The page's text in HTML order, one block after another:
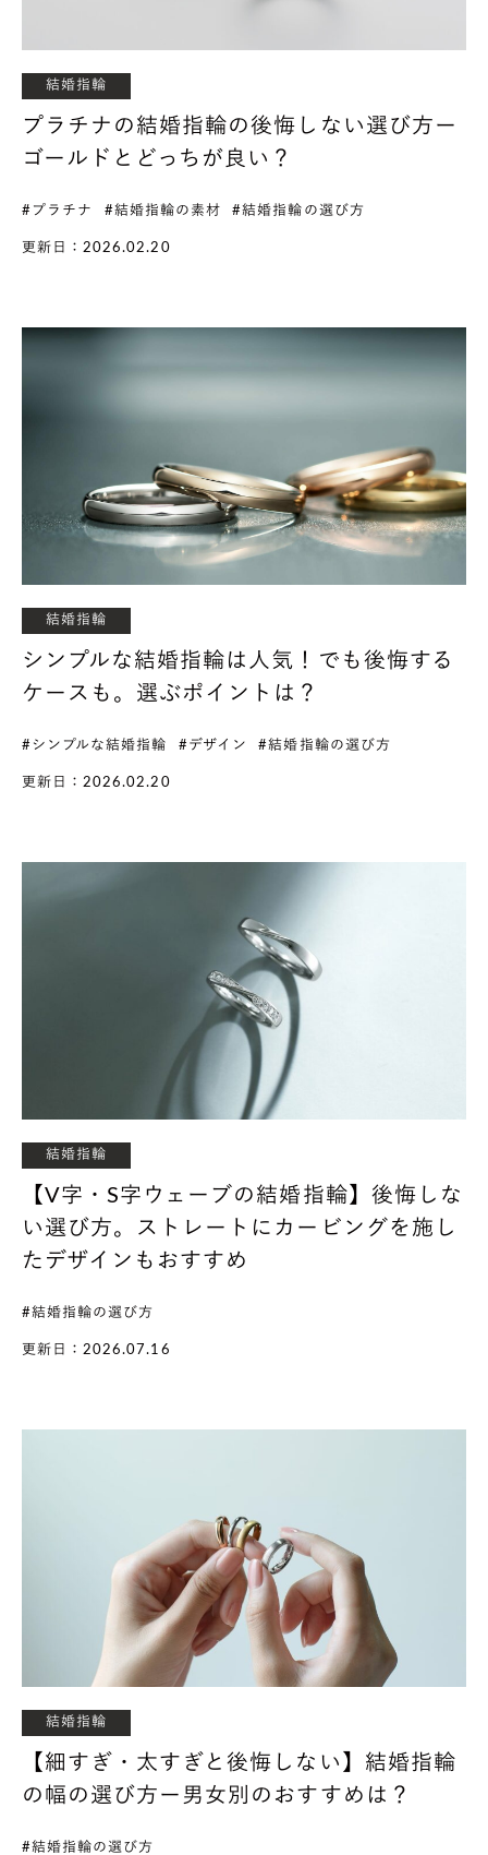
結婚指輪
プラチナの結婚指輪の後悔しない選び方ー
ゴールドとどっちが良い？
#プラチナ #結婚指輪の素材 #結婚指輪の選び方
更新日：2026.02.20
結婚指輪
シンプルな結婚指輪は人気！でも後悔する
ケースも。選ぶポイントは？
#シンプルな結婚指輪 #デザイン #結婚指輪の選び方
更新日：2026.02.20
結婚指輪
【V字・S字ウェーブの結婚指輪】後悔しな
い選び方。ストレートにカービングを施し
たデザインもおすすめ
#結婚指輪の選び方
更新日：2026.07.16
結婚指輪
【細すぎ・太すぎと後悔しない】結婚指輪
の幅の選び方ー男女別のおすすめは？
#結婚指輪の選び方